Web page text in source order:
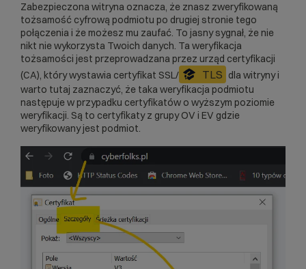
Zabezpieczona witryna oznacza, że znasz zweryfikowaną
tożsamość cyfrową podmiotu po drugiej stronie tego
połączenia i że możesz mu zaufać. To jasny sygnał, że nie
nikt nie wykorzysta Twoich danych. Ta weryfikacja
tożsamości jest przeprowadzana przez urząd certyfikacji
(CA), który wystawia certyfikat SSL/
TLS dla witryny i
warto tutaj zaznaczyć, że taka weryfikacja podmiotu
następuje w przypadku certyfikatów o wyższym poziomie
weryfikacji. Są to certyfikaty z grupy OV i EV gdzie
weryfikowany jest podmiot.